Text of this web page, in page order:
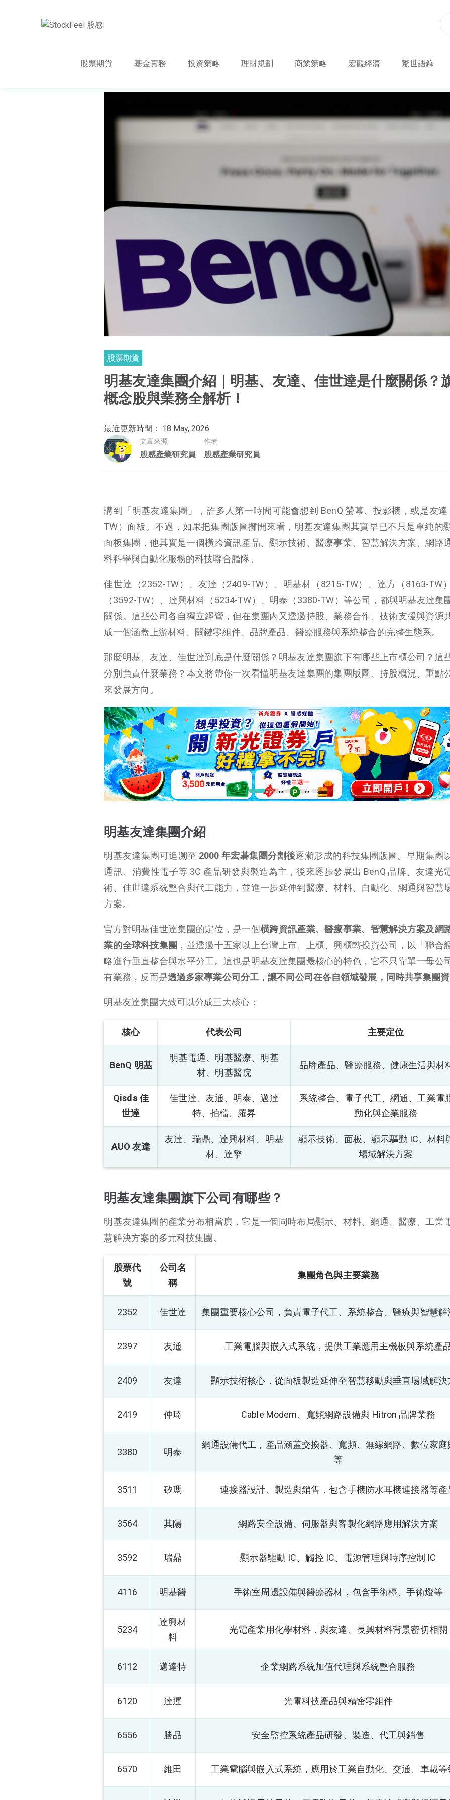
股票期貨 基金實務 投資策略 理財規劃 商業策略 宏觀經濟 驚世語錄
股票期貨
明基友達集團介紹｜明基、友達、佳世達是什麼關係？
概念股與業務全解析！
最近更新時間： 18 May, 2026
文章來源
股感產業研究員
作者
股感產業研究員
講到「明基友達集團」，許多人第一時間可能會想到 BenQ 螢幕、投影機，或是友
TW）面板。不過，如果把集團版圖攤開來看，明基友達集團其實早已不只是單純的
面板集團，他其實是一個橫跨資訊產品、顯示技術、醫療事業、智慧解決方案、網路
料科學與自動化服務的科技聯合艦隊。
佳世達（2352-TW）、友達（2409-TW）、明基材（8215-TW）、達方（8163-TW
（3592-TW）、達興材料（5234-TW）、明泰（3380-TW）等公司，都與明基友達集
關係。這些公司各自獨立經營，但在集團內又透過持股、業務合作、技術支援與資源
成一個涵蓋上游材料、關鍵零組件、品牌產品、醫療服務與系統整合的完整生態系。
那麼明基、友達、佳世達到底是什麼關係？明基友達集團旗下有哪些上市櫃公司？這
分別負責什麼業務？本文將帶你一次看懂明基友達集團的集團版圖、持股概況、重點
來發展方向。
明基友達集團介紹
明基友達集團可追溯至 2000 年宏碁集團分割後逐漸形成的科技集團版圖。早期集團
通訊、消費性電子等 3C 產品研發與製造為主，後來逐步發展出 BenQ 品牌、友達光
術、佳世達系統整合與代工能力，並進一步延伸到醫療、材料、自動化、網通與智慧
方案。
官方對明基佳世達集團的定位，是一個橫跨資訊產業、醫療事業、智慧解決方案及網
業的全球科技集團 ，並透過十五家以上台灣上市、上櫃、興櫃轉投資公司，以「聯合
略進行垂直整合與水平分工。這也是明基友達集團最核心的特色，它不只靠單一母公
有業務，反而是透過多家專業公司分工，讓不同公司在各自領域發展，同時共享集團
明基友達集團大致可以分成三大核心：
核心 代表公司 主要定位
BenQ 明基
明基電通、明基醫療、明基
材、明基醫院
品牌產品、醫療服務、健康生活與材
Qisda 佳
世達
佳世達、友通、明泰、邁達
特、拍檔、羅昇
系統整合、電子代工、網通、工業電
動化與企業服務
AUO 友達
友達、瑞鼎、達興材料、明基
材、達擎
顯示技術、面板、顯示驅動 IC、材料
場域解決方案
明基友達集團旗下公司有哪些？
明基友達集團的產業分布相當廣，它是一個同時布局顯示、材料、網通、醫療、工業
慧解決方案的多元科技集團。
股票代
號
公司名
稱
集團角色與主要業務
2352 佳世達 集團重要核心公司，負責電子代工、系統整合、醫療與智慧解
2397 友通 工業電腦與嵌入式系統，提供工業應用主機板與系統產
2409 友達 顯示技術核心，從面板製造延伸至智慧移動與垂直場域解決
2419 仲琦 Cable Modem、寬頻網路設備與 Hitron 品牌業務
3380 明泰
網通設備代工，產品涵蓋交換器、寬頻、無線網路、數位家庭
等
3511 矽瑪 連接器設計、製造與銷售，包含手機防水耳機連接器等產
3564 其陽 網路安全設備、伺服器與客製化網路應用解決方案
3592 瑞鼎 顯示器驅動 IC、觸控 IC、電源管理與時序控制 IC
4116 明基醫 手術室周邊設備與醫療器材，包含手術檯、手術燈等
5234
達興材
料
光電產業用化學材料，與友達、長興材料背景密切相關
6112 邁達特 企業網路系統加值代理與系統整合服務
6120 達運 光電科技產品與精密零組件
6556 勝品 安全監控系統產品研發、製造、代工與銷售
6570 維田 工業電腦與嵌入式系統，應用於工業自動化、交通、車載等